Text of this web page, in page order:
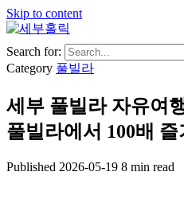
Skip to content
Search for:
Category 풀빌라
세부 풀빌라 자유여
풀빌라에서 100배 즐
Published 2026-05-19 8 min read